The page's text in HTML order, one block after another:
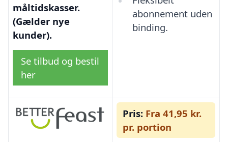
måltidskasser.
(Gælder nye
kunder).
Se tilbud og bestil
her
abonnement uden
binding.
Pris: Fra 41,95 kr.
pr. portion